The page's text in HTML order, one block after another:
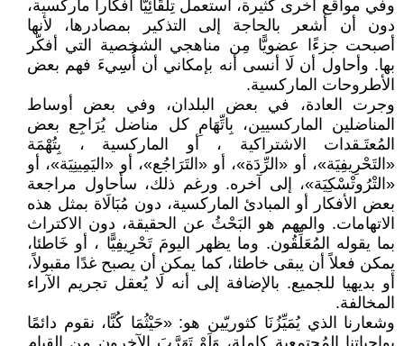
وفي مواقع أخرى كثيرة، استعمل تِلْقَائِيًّا أفكارا ماركسية،
دون أن أشعر بالحاجة إلى التذكير بمصادرها، لأنها
أصبحت جزءًا عضويًّا مِن مناهجي الشخصية التي أفكّر
بها. وأحاول أن لَا أنسى أنه بإمكاني أن أُُسِِيءَ فهم بعض
الأطروحات الماركسية.
وجرت العادة، في بعض البلدان، وفي بعض أوساط
المناضلين الماركسيين، بِاتِّهَامِ كل مناضل يُرَاجِع بعض
المُعتَـقدات الاشتراكية ، أو الماركسية ، بِتُهْمَة
«التَحْرِيفِيَة»، أو «الرِّدَة»، أو «التَرَاجُع»، أو «اليَمِينِيَة»، أو
«التْرُوتْسْكِيَة»، إلى آخره. ورغم ذلك، سأحاول مراجعة
بعض الأفكار أو المبادئ الماركسية، دون مُبَالَاة بمثل هذه
الاتهامات. والمهم هو البَحْثُ عن الحقيقة، دون الاكتراث
بما يقوله المُعَلِّقُون. وما يظهر اليومَ تَحْرِيفِيًّا ، أو خَاطئا،
يمكن فعلاً أن يبقى خاطئا، كما يمكن أن يصبح غدًا مقبولاً،
أو بديهيا للجميع. بالإضافة إلى أنه لَا يُعقل تجريم الآراء
المخالفة.
وشعارنا الذي يُمَيِّزُنَا كثوريّين هو: «حَيْثُمَا كُنَّا، نقوم دائمًا